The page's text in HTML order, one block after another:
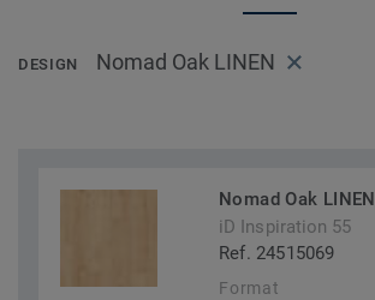
DESIGN Nomad Oak LINEN
Nomad Oak LINEN
iD Inspiration 55
Ref. 24515069
Format